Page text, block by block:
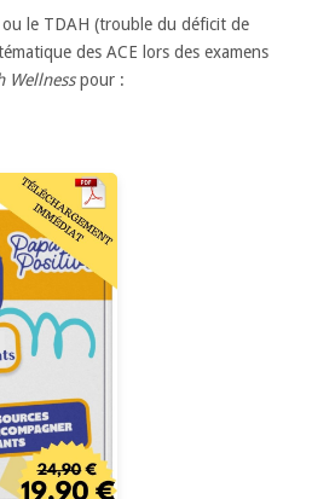
ou le TDAH (trouble du déficit de
des ACE lors des examens
Wellnesspour :